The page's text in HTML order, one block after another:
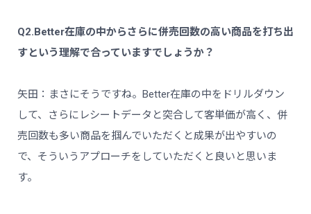
Q2.Better在庫の中からさらに併売回数の高い商品を打ち出
すという理解で合っていますでしょうか？
矢田：まさにそうですね。Better在庫の中をドリルダウン
して、さらにレシートデータと突合して客単価が高く、併
売回数も多い商品を掴んでいただくと成果が出やすいの
で、そういうアプローチをしていただくと良いと思いま
す。